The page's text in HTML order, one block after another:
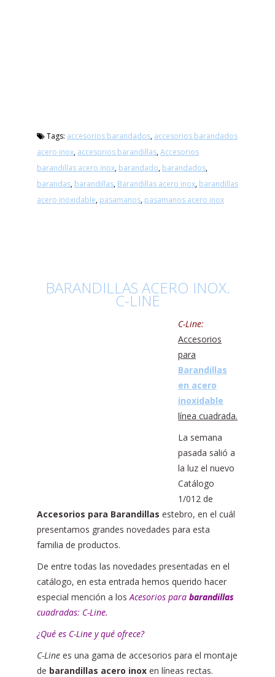
Tags: accesorios barandados, accesorios barandados
acero inox, accesorios barandillas,Accesorios
barandillas acero inox, barandado, barandados,
barandas, barandillas, Barandillas acero inox, barandillas
acero inoxidable, pasamanos, pasamanos acero inox
BARANDILLAS ACERO INOX.
C-LINE
C-Line:
Accesorios
para
Barandillas
en acero
inoxidable
línea cuadrada.
La semana
pasada salió a
la luz el nuevo
Catálogo
1/012 de
Accesorios para Barandillas estebro, en el cuál
presentamos grandes novedades para esta
familia de productos.
De entre todas las novedades presentadas en el
catálogo, en esta entrada hemos querido hacer
especial mención a losAcesorios para barandillas
cuadradas: C-Line.
¿Qué es C-Line y qué ofrece?
C-Line es una gama de accesorios para el montaje
de barandillas acero inox en líneas rectas.